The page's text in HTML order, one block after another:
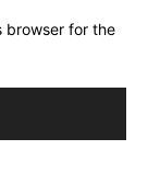
browser for the